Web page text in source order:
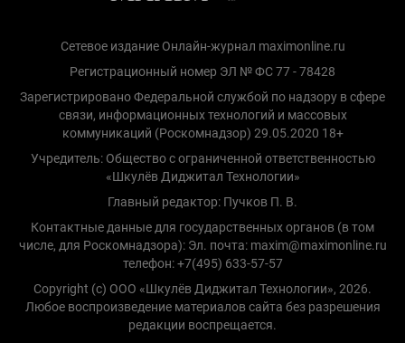
Сетевое издание Онлайн-журнал maximonline.ru
Регистрационный номер ЭЛ № ФС 77 - 78428
Зарегистрировано Федеральной службой по надзору в сфере
связи, информационных технологий и массовых
коммуникаций (Роскомнадзор) 29.05.2020 18+
Учредитель: Общество с ограниченной ответственностью
«Шкулёв Диджитал Технологии»
Главный редактор: Пучков П. В.
Контактные данные для государственных органов (в том
числе, для Роскомнадзора): Эл. почта: maxim@maximonline.ru
телефон: +7(495) 633-57-57
Copyright (с) ООО «Шкулёв Диджитал Технологии», 2026.
Любое воспроизведение материалов сайта без разрешения
редакции воспрещается.